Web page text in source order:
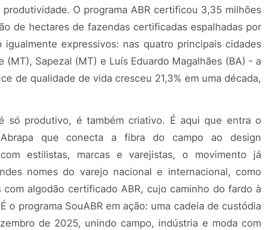
O programa ABR certificou 3,35 milhões
de hectares de fazendas certificadas espalhadas por
expressivos: nas quatro principais cidades
Sapezal (MT) e Luís Eduardo Magalhães (BA) - a
de qualidade de vida cresceu 21,3% em uma década,
só produtivo, é também criativo. É aqui que entra o
que conecta a fibra do campo ao design
estilistas, marcas e varejistas, o movimento já
nomes do varejo nacional e internacional, como
algodão certificado ABR, cujo caminho do fardo à
programa SouABR em ação: uma cadeia de custódia
de 2025, unindo campo, indústria e moda com